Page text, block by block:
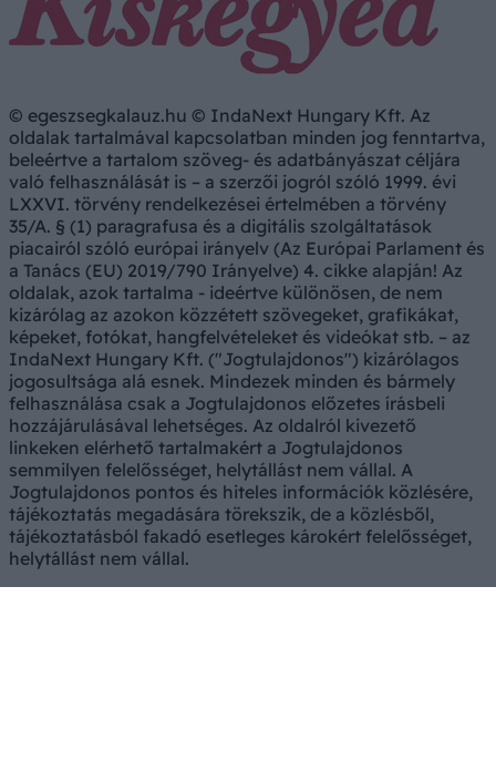
© egeszsegkalauz.hu © IndaNext Hungary Kft. Az
oldalak tartalmával kapcsolatban minden jog fenntartva,
beleértve a tartalom szöveg- és adatbányászat céljára
való felhasználását is – a szerzői jogról szóló 1999. évi
LXXVI. törvény rendelkezései értelmében a törvény
35/A. § (1) paragrafusa és a digitális szolgáltatások
piacairól szóló európai irányelv (Az Európai Parlament és
a Tanács (EU) 2019/790 Irányelve) 4. cikke alapján! Az
oldalak, azok tartalma - ideértve különösen, de nem
kizárólag az azokon közzétett szövegeket, grafikákat,
képeket, fotókat, hangfelvételeket és videókat stb. – az
IndaNext Hungary Kft. ("Jogtulajdonos") kizárólagos
jogosultsága alá esnek. Mindezek minden és bármely
felhasználása csak a Jogtulajdonos előzetes írásbeli
hozzájárulásával lehetséges. Az oldalról kivezető
linkeken elérhető tartalmakért a Jogtulajdonos
semmilyen felelősséget, helytállást nem vállal. A
Jogtulajdonos pontos és hiteles információk közlésére,
tájékoztatás megadására törekszik, de a közlésből,
tájékoztatásból fakadó esetleges károkért felelősséget,
helytállást nem vállal.